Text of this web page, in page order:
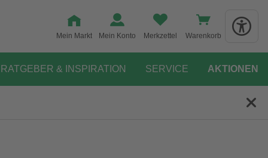
Mein Markt Mein Konto Merkzettel Warenkorb
RATGEBER & INSPIRATION SERVICE AKTIONEN